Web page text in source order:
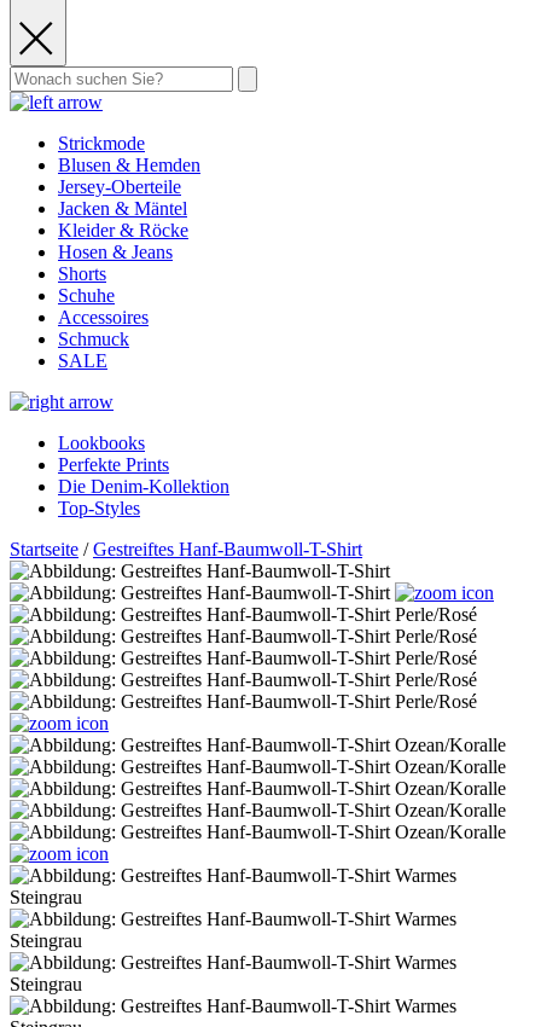
Strickmode
Blusen & Hemden
Jersey-Oberteile
Jacken & Mäntel
Kleider & Röcke
Hosen & Jeans
Shorts
Schuhe
Accessoires
Schmuck
SALE
Lookbooks
Perfekte Prints
Die Denim-Kollektion
Top-Styles
Startseite /Gestreiftes Hanf-Baumwoll-T-Shirt